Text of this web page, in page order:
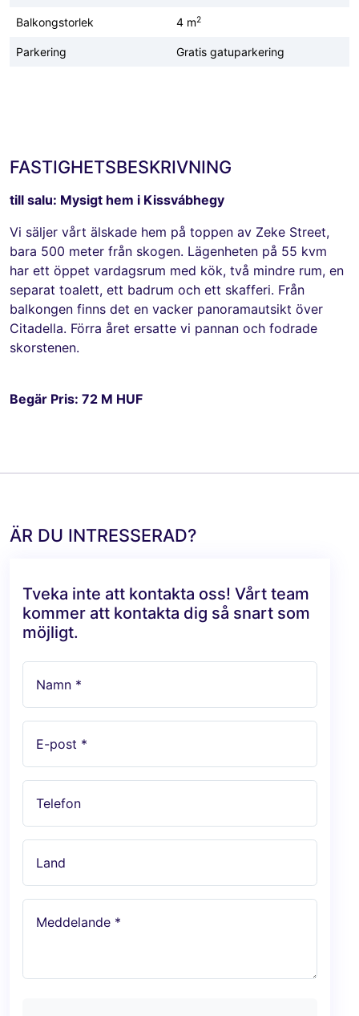
Balkongstorlek 4 m2
Parkering Gratis gatuparkering
FASTIGHETSBESKRIVNING
till salu: Mysigt hem i Kissvábhegy
Vi säljer vårt älskade hem på toppen av Zeke Street,
bara 500 meter från skogen. Lägenheten på 55 kvm
har ett öppet vardagsrum med kök, två mindre rum, en
separat toalett, ett badrum och ett skafferi. Från
balkongen finns det en vacker panoramautsikt över
Citadella. Förra året ersatte vi pannan och fodrade
skorstenen.
Begär Pris: 72 M HUF
ÄR DU INTRESSERAD?
Tveka inte att kontakta oss! Vårt team
kommer att kontakta dig så snart som
möjligt.
Namn *
E-post *
Telefon
Land
Meddelande *